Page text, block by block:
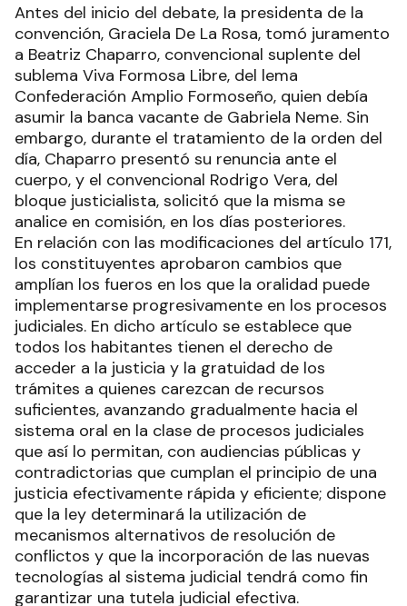
Antes del inicio del debate, la presidenta de la
convención, Graciela De La Rosa, tomó juramento
a Beatriz Chaparro, convencional suplente del
sublema Viva Formosa Libre, del lema
Confederación Amplio Formoseño, quien debía
asumir la banca vacante de Gabriela Neme. Sin
embargo, durante el tratamiento de la orden del
día, Chaparro presentó su renuncia ante el
cuerpo, y el convencional Rodrigo Vera, del
bloque justicialista, solicitó que la misma se
analice en comisión, en los días posteriores.
En relación con las modificaciones del artículo 171,
los constituyentes aprobaron cambios que
amplían los fueros en los que la oralidad puede
implementarse progresivamente en los procesos
judiciales. En dicho artículo se establece que
todos los habitantes tienen el derecho de
acceder a la justicia y la gratuidad de los
trámites a quienes carezcan de recursos
suficientes, avanzando gradualmente hacia el
sistema oral en la clase de procesos judiciales
que así lo permitan, con audiencias públicas y
contradictorias que cumplan el principio de una
justicia efectivamente rápida y eficiente; dispone
que la ley determinará la utilización de
mecanismos alternativos de resolución de
conflictos y que la incorporación de las nuevas
tecnologías al sistema judicial tendrá como fin
garantizar una tutela judicial efectiva.